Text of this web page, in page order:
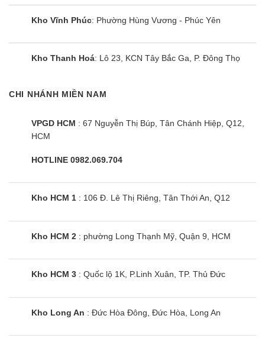
Kho Vĩnh Phúc: Phường Hùng Vương - Phúc Yên
Kho Thanh Hoá: Lô 23, KCN Tây Bắc Ga, P. Đông Thọ
CHI NHÁNH MIỀN NAM
VPGD HCM : 67 Nguyễn Thị Búp, Tân Chánh Hiệp, Q12,
HCM
HOTLINE 0982.069.704
Kho HCM 1 : 106 Đ. Lê Thị Riêng, Tân Thới An, Q12
Kho HCM 2 : phường Long Thạnh Mỹ, Quận 9, HCM
Kho HCM 3 : Quốc lộ 1K, P.Linh Xuân, TP. Thủ Đức
Kho Long An : Đức Hòa Đông, Đức Hòa, Long An